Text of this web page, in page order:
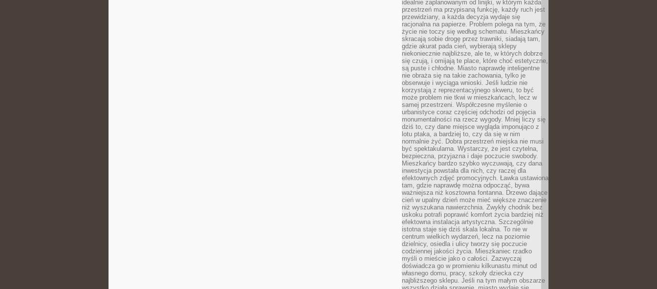
idealnie zaplanowanym od linijki, w którym każda
przestrzeń ma przypisaną funkcję, każdy ruch jest
przewidziany, a każda decyzja wydaje się
racjonalna na papierze. Problem polega na tym, że
życie nie toczy się według schematu. Mieszkańcy
skracają sobie drogę przez trawniki, siadają tam,
gdzie akurat pada cień, wybierają sklepy
niekoniecznie najbliższe, ale te, w których dobrze
się czują, i omijają te place, które choć estetyczne,
są puste i chłodne. Miasto naprawdę inteligentne
nie obraża się na takie zachowania, tylko je
obserwuje i wyciąga wnioski. Jeśli ludzie nie
korzystają z reprezentacyjnego skweru, to być
może problem nie tkwi w mieszkańcach, lecz w
samej przestrzeni. Współczesne myślenie o
urbanistyce coraz częściej odchodzi od pojęcia
monumentalności na rzecz wygody. Mniej liczy się
dziś to, czy dane miejsce wygląda imponująco z
lotu ptaka, a bardziej to, czy da się w nim
normalnie żyć. Dobra przestrzeń miejska nie musi
być spektakularna. Wystarczy, że jest czytelna,
bezpieczna, przyjazna i daje poczucie swobody.
Mieszkańcy bardzo szybko wyczuwają, czy dana
inwestycja powstała dla nich, czy raczej dla
efektownych zdjęć promocyjnych. Ławka ustawiona
tam, gdzie naprawdę można odpocząć, bywa
ważniejsza niż kosztowna fontanna. Drzewo dające
cień w upalny dzień może mieć większe znaczenie
niż wyszukana nawierzchnia. Zwykły chodnik bez
uskoku potrafi poprawić komfort życia bardziej niż
efektowna instalacja artystyczna. Szczególnie
istotna staje się dziś skala lokalna. To nie w
centrum wielkich wydarzeń, lecz na poziomie
dzielnicy, osiedla i ulicy tworzy się poczucie
codziennej jakości życia. Mieszkaniec rzadko
myśli o mieście jako o całości. Zazwyczaj
doświadcza go w promieniu kilkunastu minut od
własnego domu, pracy, szkoły dziecka czy
najbliższego sklepu. Jeśli na tym małym obszarze